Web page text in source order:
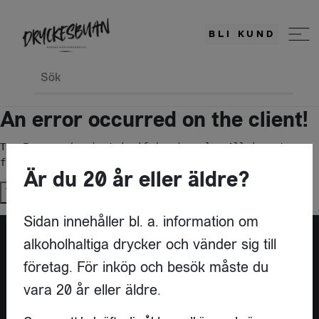
BLI KUND
Sök
An error occurred on the client!
TypeError: c(...).stringify(...).replaceAll is not a
function
Try againÄr du 20 år eller äldre?
Sidan innehåller bl. a. information om
alkoholhaltiga drycker och vänder sig till
företag. För inköp och besök måste du
vara 20 år eller äldre.